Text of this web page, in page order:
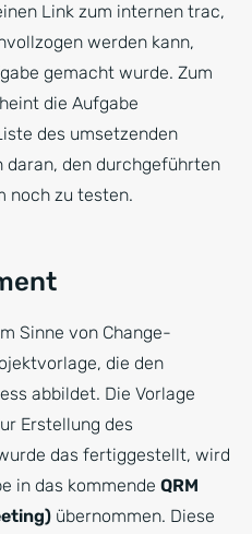
Link zum internen trac,
werden kann,
gemacht wurde. Zum
die Aufgabe
des umsetzenden
den durchgeführten
noch zu testen.
Sinne von Change-
die den
abbildet. Die Vorlage
Erstellung des
das fertiggestellt, wird
in das kommende QRM
übernommen. Diese